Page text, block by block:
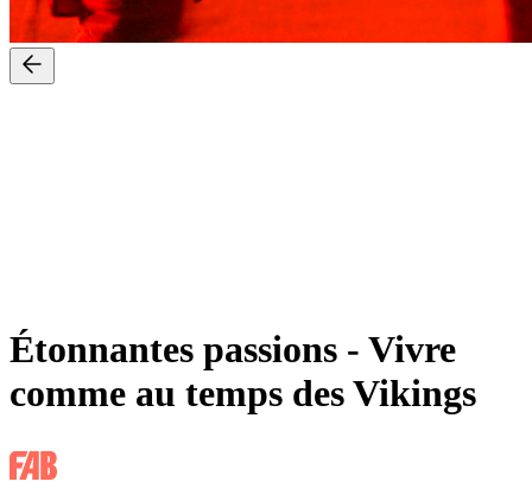
Étonnantes passions - Vivre
comme au temps des Vikings